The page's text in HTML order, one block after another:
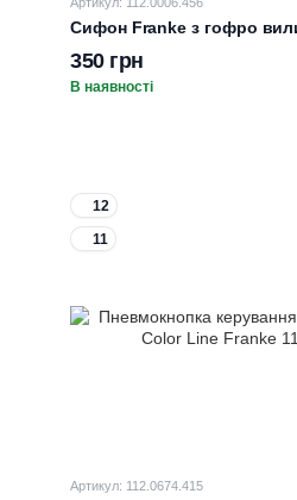
Сифон Franke з гофро
350 грн
В наявності
12
11
Артикул: 112.0674.415